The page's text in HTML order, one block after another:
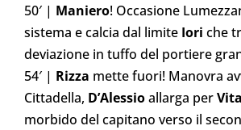
50′ | Maniero! Occasione
sistema e calcia dal limite Iori che
deviazione in tuffo del portiere
54′ | Rizza mette fuori! Manovra
Cittadella, D’Alessioallarga perVita
morbido del capitano verso il